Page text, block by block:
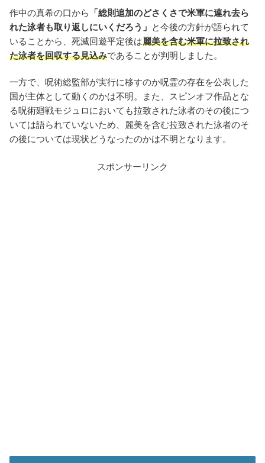
作中の真希の口から
「総則追加のどさくさで米軍に連れ去ら
れた泳者も取り返しにいくだろう」 と今後の方針が語られて
いることから、死滅回遊平定後は麗美を含む米軍に拉致され
た泳者を回収する見込みであることが判明しました。
一方で、呪術総監部が実行に移すのか呪霊の存在を公表した
国が主体として動くのかは不明。また、スピンオフ作品とな
る呪術廻戦モジュロにおいても拉致された泳者のその後につ
いては語られていないため、麗美を含む拉致された泳者のそ
の後については現状どうなったのかは不明となります。
スポンサーリンク